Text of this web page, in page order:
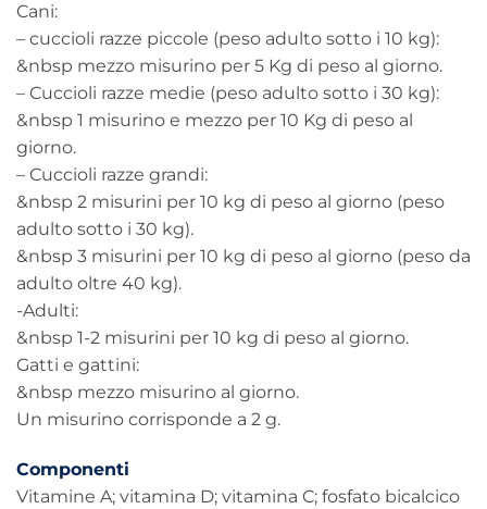
Cani:
– cuccioli razze piccole (peso adulto sotto i 10 kg):
&nbsp mezzo misurino per 5 Kg di peso al giorno.
– Cuccioli razze medie (peso adulto sotto i 30 kg):
&nbsp 1 misurino e mezzo per 10 Kg di peso al
giorno.
– Cuccioli razze grandi:
&nbsp 2 misurini per 10 kg di peso al giorno (peso
adulto sotto i 30 kg).
&nbsp 3 misurini per 10 kg di peso al giorno (peso da
adulto oltre 40 kg).
-Adulti:
&nbsp 1-2 misurini per 10 kg di peso al giorno.
Gatti e gattini:
&nbsp mezzo misurino al giorno.
Un misurino corrisponde a 2 g.
Componenti
Vitamine A; vitamina D; vitamina C; fosfato bicalcico